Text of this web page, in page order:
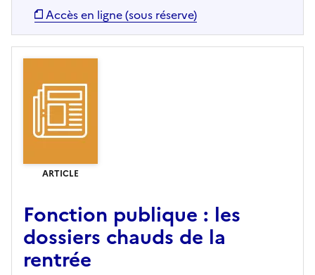
Accès en ligne (sous réserve)
ARTICLE
Fonction publique : les
dossiers chauds de la
rentrée